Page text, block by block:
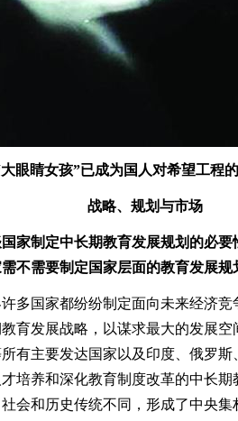
眼睛女孩”已成为国人对希望工程
战略、规划与市场
家制定中长期教育发展规划的必要
不需要制定国家层面的教育发展规
许多国家都纷纷制定面向未来经济
育发展战略，以谋求最大的发展
有主要发达国家以及印度、俄罗
培养和深化教育制度改革的中长
会和历史传统不同，形成了中央